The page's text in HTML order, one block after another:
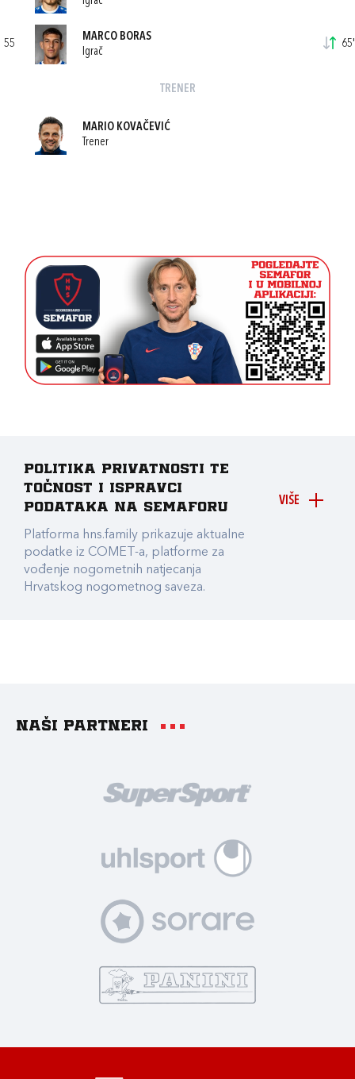
55
MARCO BORAS
Igrač
65'
TRENER
MARIO KOVAČEVIĆ
Trener
VIŠE
Politika privatnosti te
točnost i ispravci
podataka na Semaforu
Platforma hns.family prikazuje aktualne
podatke iz COMET-a, platforme za
vođenje nogometnih natjecanja
Hrvatskog nogometnog saveza.
Naši partneri